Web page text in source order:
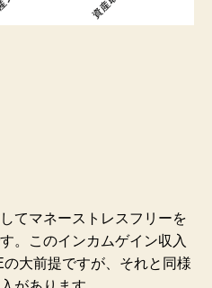
てマネーストレスフリーを
。このインカムゲイン収入
大前提ですが、それと同様